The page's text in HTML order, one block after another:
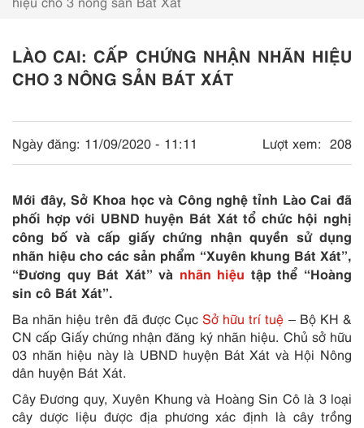
LÀO CAI: CẤP CHỨNG NHẬN NHÃN HIỆU
CHO 3 NÔNG SẢN BÁT XÁT
Ngày đăng: 11/09/2020 - 11:11 Lượt xem: 208
Mới đây, Sở Khoa học và Công nghệ tỉnh Lào Cai đã
phối hợp với UBND huyện Bát Xát tổ chức hội nghị
công bố và cấp giấy chứng nhận quyền sử dụng
nhãn hiệu cho các sản phẩm “Xuyên khung Bát Xát”,
“Đương quy Bát Xát” và nhãn hiệu tập thể “Hoàng
sin cô Bát Xát”.
Ba nhãn hiệu trên đã được Cục Sở hữu trí tuệ – Bộ KH &
CN cấp Giấy chứng nhận đăng ký nhãn hiệu. Chủ sở hữu
03 nhãn hiệu này là UBND huyện Bát Xát và Hội Nông
dân huyện Bát Xát.
Cây Đương quy, Xuyên Khung và Hoàng Sin Cô là 3 loại
cây dược liệu được địa phương xác định là cây trồng